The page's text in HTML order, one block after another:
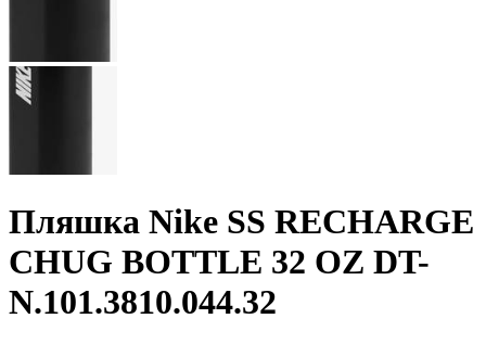
Пляшка Nike SS RECHARGE
CHUG BOTTLE 32 OZ DT-
N.101.3810.044.32